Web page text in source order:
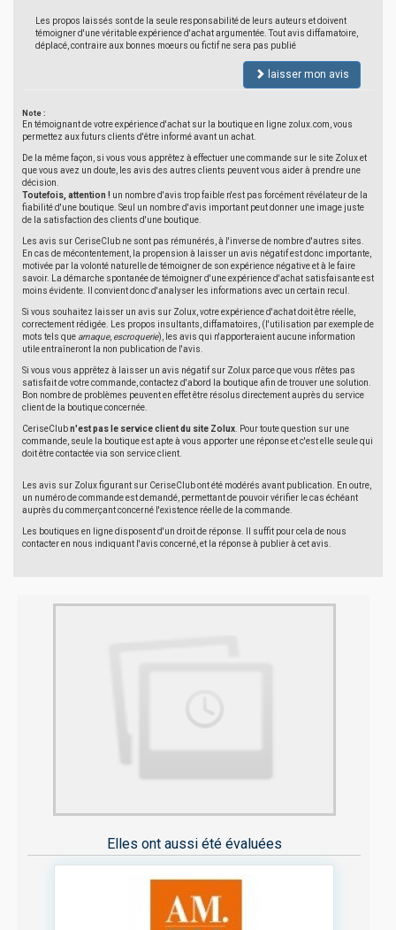
Les propos laissés sont de la seule responsabilité de leurs auteurs et doivent
témoigner d'une véritable expérience d'achat argumentée. Tout avis diffamatoire,
déplacé, contraire aux bonnes moeurs ou fictif ne sera pas publié
laisser mon avis
Note :
En témoignant de votre expérience d'achat sur la boutique en ligne zolux.com, vous
permettez aux futurs clients d'être informé avant un achat.
De la même façon, si vous vous apprêtez à effectuer une commande sur le site Zolux et
que vous avez un doute, les avis des autres clients peuvent vous aider à prendre une
décision.
Toutefois, attention ! un nombre d'avis trop faible n'est pas forcément révélateur de la
fiabilité d'une boutique. Seul un nombre d'avis important peut donner une image juste
de la satisfaction des clients d'une boutique.
Les avis sur CeriseClub ne sont pas rémunérés, à l'inverse de nombre d'autres sites.
En cas de mécontentement, la propension à laisser un avis négatif est donc importante,
motivée par la volonté naturelle de témoigner de son expérience négative et à le faire
savoir. La démarche spontanée de témoigner d'une expérience d'achat satisfaisante est
moins évidente. Il convient donc d'analyser les informations avec un certain recul.
Si vous souhaitez laisser un avis sur Zolux, votre expérience d'achat doit être réelle,
correctement rédigée. Les propos insultants, diffamatoires, (l'utilisation par exemple de
mots tels que arnaque, escroquerie), les avis qui n'apporteraient aucune information
utile entraîneront la non publication de l'avis.
Si vous vous apprêtez à laisser un avis négatif sur Zolux parce que vous n'êtes pas
satisfait de votre commande, contactez d'abord la boutique afin de trouver une solution.
Bon nombre de problèmes peuvent en effet être résolus directement auprès du service
client de la boutique concernée.
CeriseClubn'est pas le service client du site Zolux . Pour toute question sur une
commande, seule la boutique est apte à vous apporter une réponse et c'est elle seule qui
doit être contactée via son service client.
Les avis sur Zolux figurant sur CeriseClub ont été modérés avant publication. En outre,
un numéro de commande est demandé, permettant de pouvoir vérifier le cas échéant
auprès du commerçant concerné l'existence réelle de la commande.
Les boutiques en ligne disposent d'un droit de réponse. Il suffit pour cela de nous
contacter en nous indiquant l'avis concerné, et la réponse à publier à cet avis.
Elles ont aussi été évaluées